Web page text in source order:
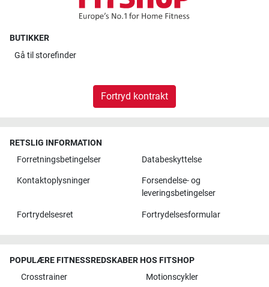
BUTIKKER
Gå til storefinder
Fortryd kontrakt
RETSLIG INFORMATION
Forretningsbetingelser
Databeskyttelse
Kontaktoplysninger
Forsendelse- og
leveringsbetingelser
Fortrydelsesret Fortrydelsesformular
POPULÆRE FITNESSREDSKABER HOS FITSHOP
Crosstrainer
Motionscykler